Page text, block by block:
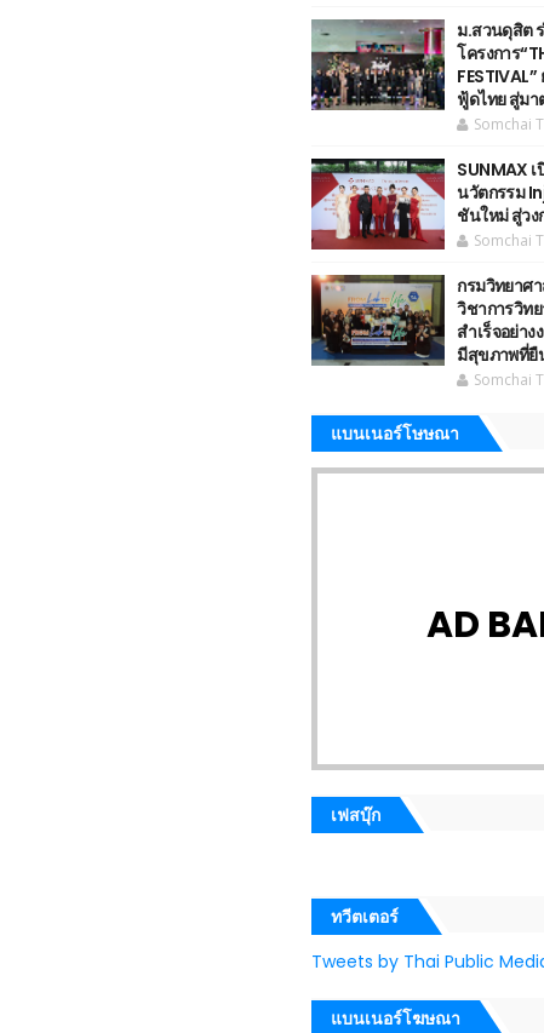
ม.สวนดุสิต
โครงการ
ฟู้ดไทย สู่ม
Somchai
SUNMAX
นวัตกรรม
ชันใหม่ สู่วง
Somchai
กรมวิทยาศ
วิชาการวิท
สำเร็จอย่า
มีสุขภาพที่ยื
Somchai
แบนเนอร์โษษณา
AD
เฟสบุ๊ก
ทวีตเตอร์
Tweets by Thai Public
แบนเนอร์โฆษณา